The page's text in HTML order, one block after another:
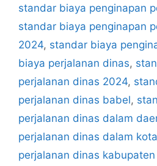
standar biaya penginapan
standar biaya penginapan
2024, standar biaya
biaya perjalanan dinas,
perjalanan dinas 2024,
perjalanan dinas babel,
perjalanan dinas dalam
perjalanan dinas dalam kota
perjalanan dinas